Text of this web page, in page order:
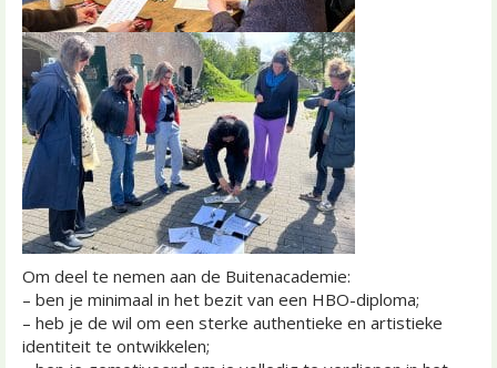
Om deel te nemen aan de Buitenacademie:
– ben je minimaal in het bezit van een HBO-diploma;
– heb je de wil om een sterke authentieke en artistieke
identiteit te ontwikkelen;